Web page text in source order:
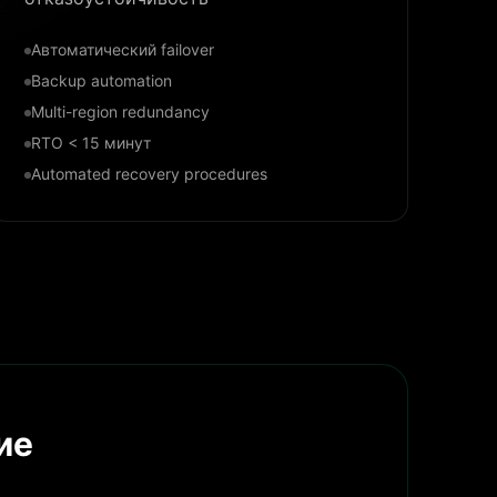
Автоматический failover
Backup automation
Multi-region redundancy
RTO < 15 минут
Automated recovery procedures